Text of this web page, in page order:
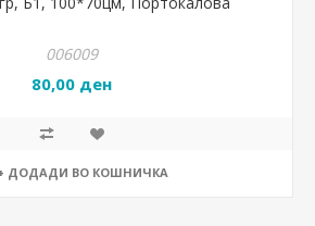
006009
80,00 ден
ДОДАДИ ВО КОШНИЧКА